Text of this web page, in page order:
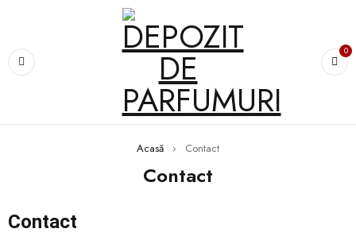
0
Acasă › Contact
Contact
Contact